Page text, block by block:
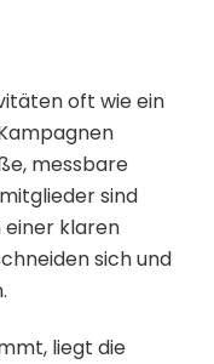
oft wie ein
messbare
sind
klaren
sich und
liegt die